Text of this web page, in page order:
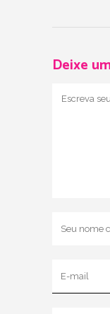
Deixe